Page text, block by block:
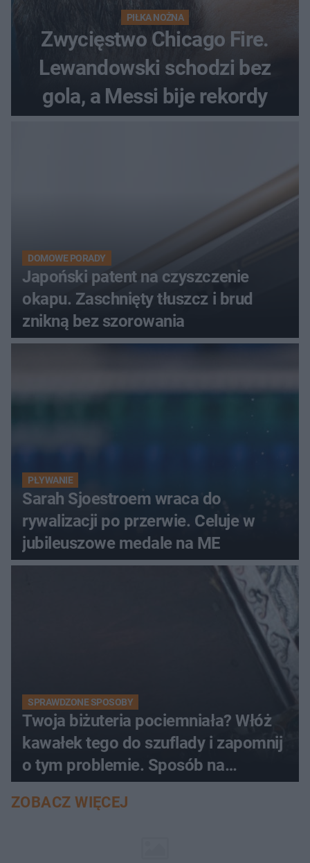
PIŁKA NOŻNA
Zwycięstwo Chicago Fire.
Lewandowski schodzi bez
gola, a Messi bije rekordy
DOMOWE PORADY
Japoński patent na czyszczenie
okapu. Zaschnięty tłuszcz i brud
znikną bez szorowania
PŁYWANIE
Sarah Sjoestroem wraca do
rywalizacji po przerwie. Celuje w
jubileuszowe medale na ME
SPRAWDZONE SPOSOBY
Twoja biżuteria pociemniała? Włóż
kawałek tego do szuflady i zapomnij
o tym problemie. Sposób na
pociemniałą biżuterię
ZOBACZ WIĘCEJ